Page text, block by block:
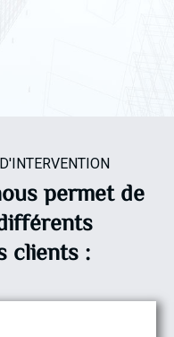
permet de
clients :